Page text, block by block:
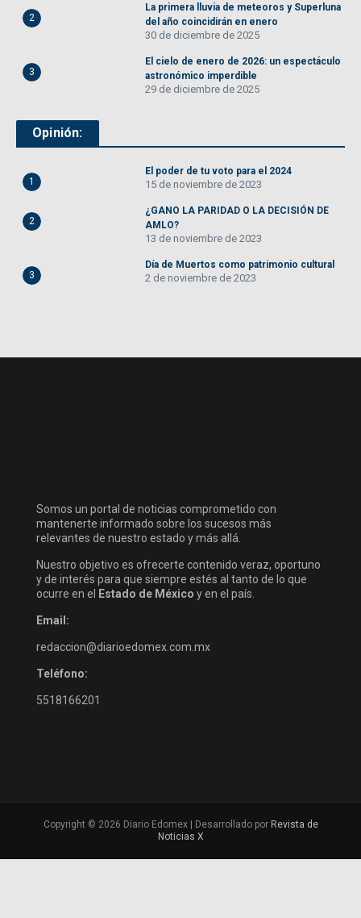
2
La primera lluvia de meteoros y Superluna
del año coincidirán en enero
30 de diciembre de 2025
3
El cielo de enero de 2026: un espectáculo
astronómico imperdible
29 de diciembre de 2025
Opinión:
1
El poder de tu voto para el 2024
15 de noviembre de 2023
2
¿GANO LA PARIDAD O LA DECISIÓN DE
AMLO?
13 de noviembre de 2023
3
Día de Muertos como patrimonio cultural
2 de noviembre de 2023
Somos un portal de noticias comprometido con
mantenerte informado sobre los sucesos más
relevantes de nuestro estado y más allá.
Nuestro objetivo es ofrecerte contenido veraz, oportuno
y de interés para que siempre estés al tanto de lo que
ocurre en el
Estado de México y en el país.
Email:
redaccion@diarioedomex.com.mx
Teléfono:
5518166201
Copyright © 2026 Diario Edomex | Desarrollado por Revista de
Noticias X